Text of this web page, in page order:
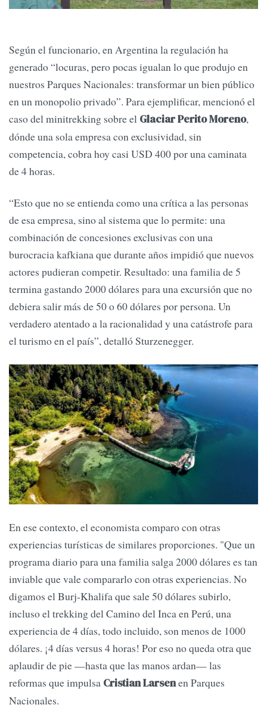
Según el funcionario, en Argentina la regulación ha
generado “locuras, pero pocas igualan lo que produjo en
nuestros Parques Nacionales: transformar un bien público
en un monopolio privado”. Para ejemplificar, mencionó el
caso del minitrekking sobre el Glaciar Perito Moreno,
dónde una sola empresa con exclusividad, sin
competencia, cobra hoy casi USD 400 por una caminata
de 4 horas.
“Esto que no se entienda como una crítica a las personas
de esa empresa, sino al sistema que lo permite: una
combinación de concesiones exclusivas con una
burocracia kafkiana que durante años impidió que nuevos
actores pudieran competir. Resultado: una familia de 5
termina gastando 2000 dólares para una excursión que no
debiera salir más de 50 o 60 dólares por persona. Un
verdadero atentado a la racionalidad y una catástrofe para
el turismo en el país”, detalló Sturzenegger.
En ese contexto, el economista comparo con otras
experiencias turísticas de similares proporciones. "Que un
programa diario para una familia salga 2000 dólares es tan
inviable que vale compararlo con otras experiencias. No
digamos el Burj-Khalifa que sale 50 dólares subirlo,
incluso el trekking del Camino del Inca en Perú, una
experiencia de 4 días, todo incluido, son menos de 1000
dólares. ¡4 días versus 4 horas! Por eso no queda otra que
aplaudir de pie —hasta que las manos ardan— las
reformas que impulsa Cristian Larsenen Parques
Nacionales.